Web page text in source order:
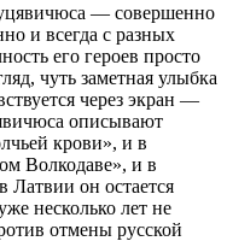
— совершенно
и всегда с разных
его героев просто
чуть заметная улыбка
через экран —
описывают
крови», и в
Волкодаве», и в
Латвии он остается
несколько лет не
отмены русской